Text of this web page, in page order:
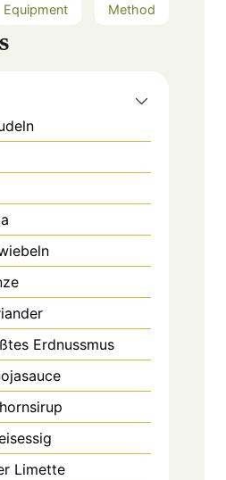
Equipment Method
Erdnussmus
Limette